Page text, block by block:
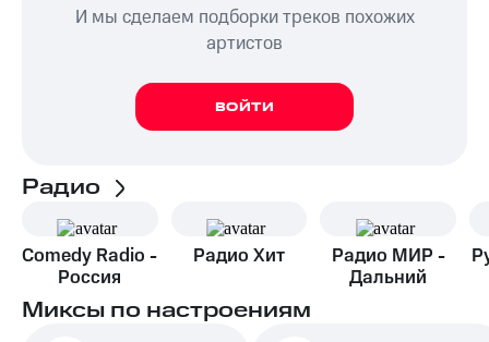
И мы сделаем подборки треков похожих
артистов
ВОЙТИ
Радио
Comedy Radio -
Россия
Радио Хит
Радио МИР -
Дальний
Миксы по настроениям